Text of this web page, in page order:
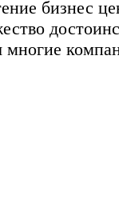
бизнес
многие